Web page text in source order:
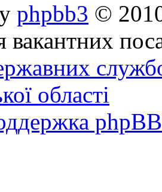
phpbb3 ©
вакантних
області
phpBB